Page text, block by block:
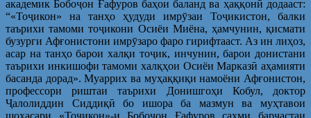
академик Бобоҷон Ғафуров баҳои баланд ва ҳаққонӣ додааст:
“«Тоҷикон» на танҳо ҳудуди имрӯзаи Тоҷикистон, балки
таърихи тамоми тоҷикони Осиёи Миёна, ҳамчунин, қисмати
бузурги Афғонистони имрӯзаро фаро гирифтааст. Аз ин лиҳоз,
асар на танҳо барои халқи тоҷик, инчунин, барои донистани
таърихи инкишофи тамоми халқҳои Осиёи Марказӣ аҳамияти
басанда дорад». Муаррих ва муҳаққиқи намоёни Афғонистон,
профессори риштаи таърихи Донишгоҳи Кобул, доктор
Ҷалолиддин Сиддиқӣ бо ишора ба мазмун ва муҳтавои
шоҳасари «Тоҷикон»-и Бобоҷон Ғафуров саҳми барҷастаи